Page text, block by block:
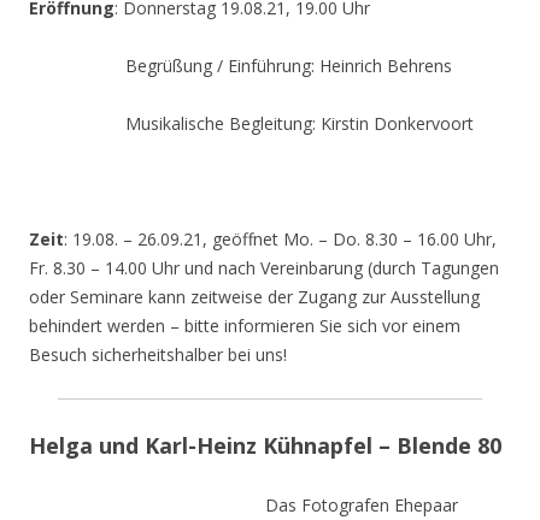
Eröffnung: Donnerstag 19.08.21, 19.00 Uhr
Begrüßung / Einführung: Heinrich Behrens
Musikalische Begleitung: Kirstin Donkervoort
Zeit: 19.08. – 26.09.21, geöffnet Mo. – Do. 8.30 – 16.00 Uhr,
Fr. 8.30 – 14.00 Uhr und nach Vereinbarung (durch Tagungen
oder Seminare kann zeitweise der Zugang zur Ausstellung
behindert werden – bitte informieren Sie sich vor einem
Besuch sicherheitshalber bei uns!
Helga und Karl-Heinz Kühnapfel – Blende 80
Das Fotografen Ehepaar